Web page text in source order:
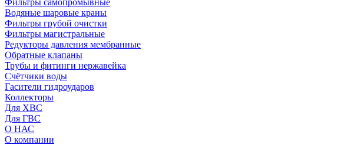
Фильтры самопромывные
Водяные шаровые краны
Фильтры грубой очистки
Фильтры магистральные
Редукторы давления мембранные
Обратные клапаны
Трубы и фитинги нержавейка
Счётчики воды
Гасители гидроударов
Коллекторы
Для ХВС
Для ГВС
О НАС
О компании